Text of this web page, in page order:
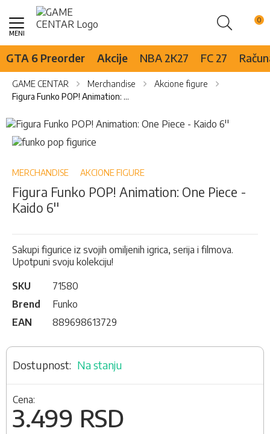
Pretraži
Skip
Content
GTA 6 Preorder Akcije NBA 2K27 FC 27
GAME CENTAR Merchandise
Akcione figure
Figura Funko POP! Animation: One Piece - Kaido 6''
Skip
to
the
of
images
gallery
Skip
to
beginning
the
images
MERCHANDISE AKCIONE FIGURE
Figura Funko POP! Animation: One Piece -
Kaido 6''
Sakupi figurice iz svojih omiljenih igrica, serija i filmova.
Upotpuni svoju kolekciju!
SKU
71580
Brend
Funko
EAN
889698613729
Na stanju
Cena:
3.499 RSD